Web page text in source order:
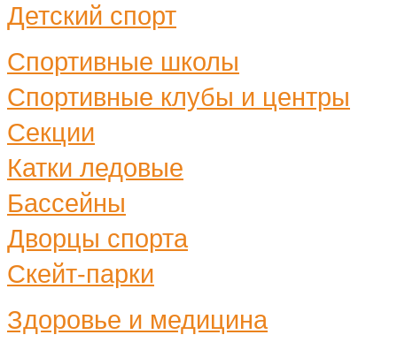
Детский спорт
Спортивные школы
Спортивные клубы и центры
Секции
Катки ледовые
Бассейны
Дворцы спорта
Скейт-парки
Здоровье и медицина